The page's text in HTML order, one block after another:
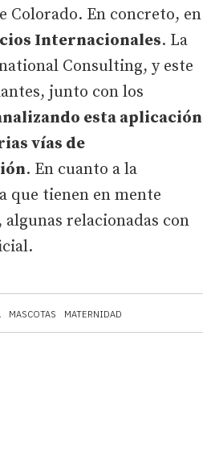
MASCOTAS MATERNIDAD
Colorado. En concreto, en
Internacionales. La
Consulting, y este
junto con los
esta aplicación
vías de
. En cuanto a la
que tienen en mente
algunas relacionadas con